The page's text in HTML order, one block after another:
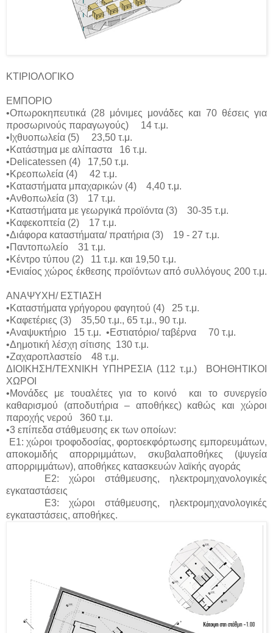
ΚΤΙΡΙΟΛΟΓΙΚΟ
ΕΜΠΟΡΙΟ
•Οπωροκηπευτικά (28 μόνιμες μονάδες και 70 θέσεις για
προσωρινούς παραγωγούς) 14 τ.μ.
•Ιχθυοπωλεία (5) 23,50 τ.μ.
•Κατάστημα με αλίπαστα 16 τ.μ.
•Delicatessen (4) 17,50 τ.μ.
•Κρεοπωλεία (4) 42 τ.μ.
•Καταστήματα μπαχαρικών (4) 4,40 τ.μ.
•Ανθοπωλεία (3) 17 τ.μ.
•Καταστήματα με γεωργικά προϊόντα (3) 30-35 τ.μ.
•Καφεκοπτεία (2) 17 τ.μ.
•Διάφορα καταστήματα/ πρατήρια (3) 19 - 27 τ.μ.
•Παντοπωλείο 31 τ.μ.
•Κέντρο τύπου (2) 11 τ.μ. και 19,50 τ.μ.
•Ενιαίος χώρος έκθεσης προϊόντων από συλλόγους 200 τ.μ.
ΑΝΑΨΥΧΗ/ ΕΣΤΙΑΣΗ
•Καταστήματα γρήγορου φαγητού (4) 25 τ.μ.
•Καφετέριες (3) 35,50 τ.μ., 65 τ.μ., 90 τ.μ.
•Αναψυκτήριο 15 τ.μ. •Εστιατόριο/ ταβέρνα 70 τ.μ.
•Δημοτική λέσχη σίτισης 130 τ.μ.
•Ζαχαροπλαστείο 48 τ.μ.
ΔΙΟΙΚΗΣΗ/ΤΕΧΝΙΚΗ ΥΠΗΡΕΣΙΑ (112 τ.μ.) ΒΟΗΘΗΤΙΚΟΙ
ΧΩΡΟΙ
•Μονάδες με τουαλέτες για το κοινό και το συνεργείο
καθαρισμού (αποδυτήρια – αποθήκες) καθώς και χώροι
παροχής νερού 360 τ.μ.
•3 επίπεδα στάθμευσης εκ των οποίων:
Ε1: χώροι τροφοδοσίας, φορτοεκφόρτωσης εμπορευμάτων,
αποκομιδής απορριμμάτων, σκυβαλαποθήκες (ψυγεία
απορριμμάτων), αποθήκες κατασκευών λαϊκής αγοράς
Ε2: χώροι στάθμευσης, ηλεκτρομηχανολογικές
εγκαταστάσεις
Ε3: χώροι στάθμευσης, ηλεκτρομηχανολογικές
εγκαταστάσεις, αποθήκες.